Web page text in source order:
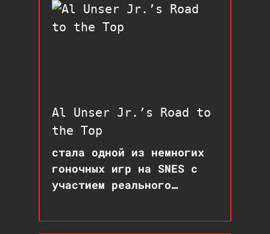
Al Unser Jr.’s Road to
the Top
стала одной из немногих
гоночных игр на SNES с
участием реального